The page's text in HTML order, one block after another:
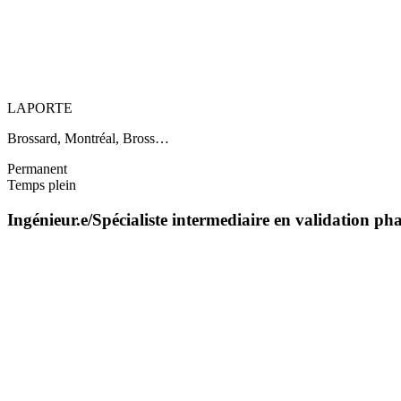
LAPORTE
Brossard, Montréal, Bross…
Permanent
Temps plein
Ingénieur.e/Spécialiste intermediaire en validation